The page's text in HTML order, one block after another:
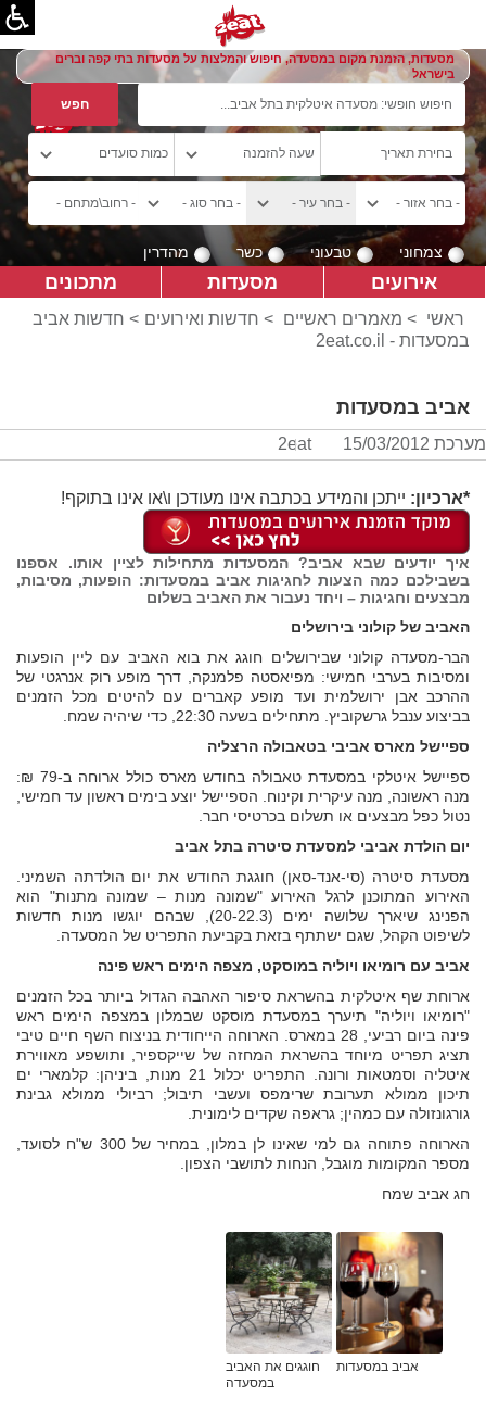
מסעדות, הזמנת מקום במסעדה, חיפוש והמלצות על מסעדות בתי קפה וברים
בישראל
צמחוני טבעוני כשר מהדרין
אירועים מסעדות מתכונים
ראשי > מאמרים ראשיים > חדשות ואירועים > חדשות אביב
במסעדות - 2eat.co.il
אביב במסעדות
מערכת 2eat 15/03/2012
*ארכיון: ייתכן והמידע בכתבה אינו מעודכן ו\או אינו בתוקף!
איך יודעים שבא אביב? המסעדות מתחילות לציין אותו. אספנו
בשבילכם כמה הצעות לחגיגות אביב במסעדות: הופעות, מסיבות,
מבצעים וחגיגות – ויחד נעבור את האביב בשלום
האביב של קולוני בירושלים
הבר-מסעדה קולוני שבירושלים חוגג את בוא האביב עם ליין הופעות
ומסיבות בערבי חמישי: מפיאסטה פלמנקה, דרך מופע רוק אנרגטי של
ההרכב אבן ירושלמית ועד מופע קאברים עם להיטים מכל הזמנים
בביצוע ענבל גרשקוביץ. מתחילים בשעה 22:30, כדי שיהיה שמח.
ספיישל מארס אביבי בטאבולה הרצליה
ספיישל איטלקי במסעדת טאבולה בחודש מארס כולל ארוחה ב-79 ₪:
מנה ראשונה, מנה עיקרית וקינוח. הספיישל יוצע בימים ראשון עד חמישי,
נטול כפל מבצעים או תשלום בכרטיסי חבר.
יום הולדת אביבי למסעדת סיטרה בתל אביב
מסעדת סיטרה (סי-אנד-סאן) חוגגת החודש את יום הולדתה השמיני.
האירוע המתוכנן לרגל האירוע "שמונה מנות – שמונה מתנות" הוא
הפנינג שיארך שלושה ימים (20-22.3), שבהם יוגשו מנות חדשות
לשיפוט הקהל, שגם ישתתף בזאת בקביעת התפריט של המסעדה.
אביב עם רומיאו ויוליה במוסקט, מצפה הימים ראש פינה
ארוחת שף איטלקית בהשראת סיפור האהבה הגדול ביותר בכל הזמנים
"רומיאו ויוליה" תיערך במסעדת מוסקט שבמלון במצפה הימים ראש
פינה ביום רביעי, 28 במארס. הארוחה הייחודית בניצוח השף חיים טיבי
תציג תפריט מיוחד בהשראת המחזה של שייקספיר, ותושפע מאווירת
איטליה וסמטאות ורונה. התפריט יכלול 21 מנות, ביניהן: קלמארי ים
תיכון ממולא תערובת שרימפס ועשבי תיבול; רביולי ממולא גבינת
גורגונזולה עם כמהין; גראפה שקדים לימונית.
הארוחה פתוחה גם למי שאינו לן במלון, במחיר של 300 ש"ח לסועד,
מספר המקומות מוגבל, הנחות לתושבי הצפון.
חג אביב שמח
אביב במסעדות
חוגגים את האביב
במסעדה